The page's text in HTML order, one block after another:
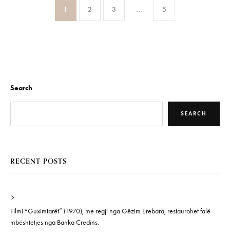
1 2 3 … 5
Search
SEARCH
RECENT POSTS
Filmi “Guximtarët” (1970), me regji nga Gëzim Erebara, restaurohet falë
mbështetjes nga Banka Credins.